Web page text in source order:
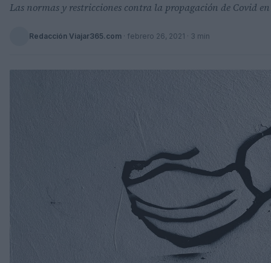
Las normas y restricciones contra la propagación de Covid en
Redacción Viajar365.com · febrero 26, 2021 · 3 min